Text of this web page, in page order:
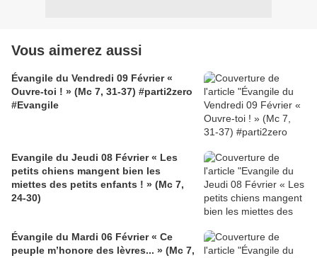
Vous aimerez aussi
Évangile du Vendredi 09 Février «
Ouvre-toi ! » (Mc 7, 31-37) #parti2zero
#Evangile
Evangile du Jeudi 08 Février « Les
petits chiens mangent bien les
miettes des petits enfants ! » (Mc 7,
24-30)
Évangile du Mardi 06 Février « Ce
peuple m’honore des lèvres... » (Mc 7,